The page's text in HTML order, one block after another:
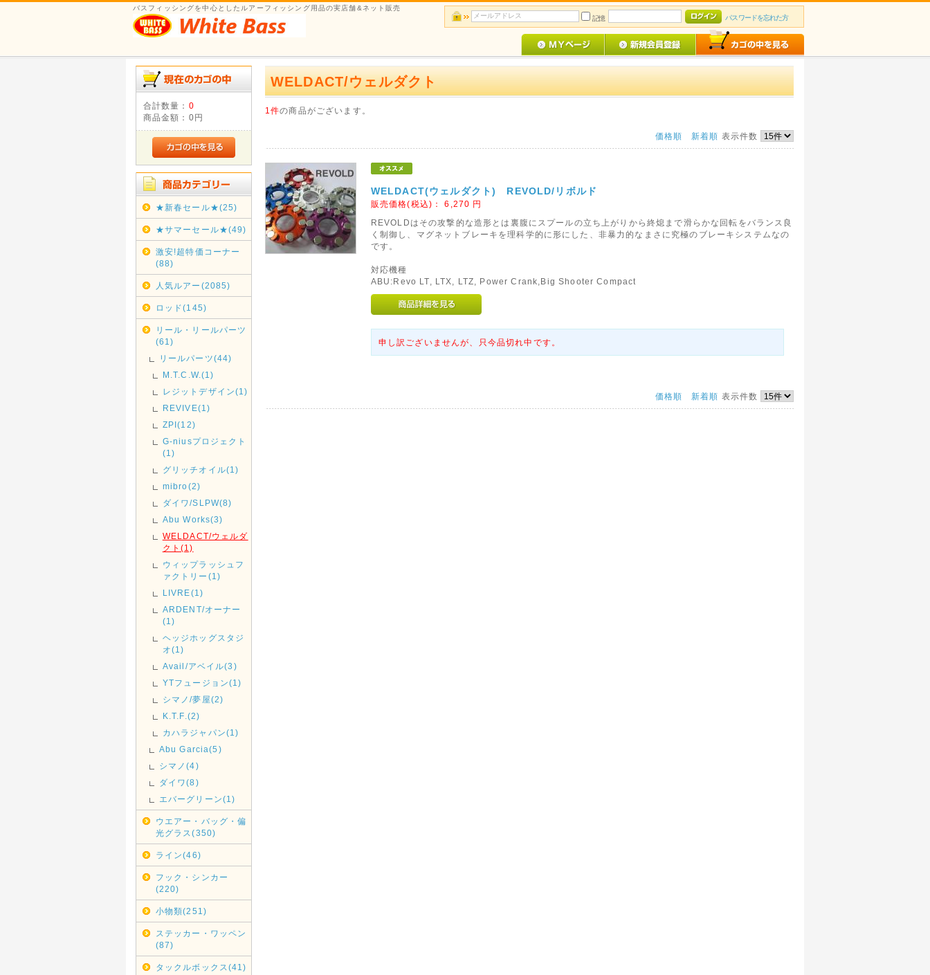
バスフィッシングを中心としたルアーフィッシング用品の実店舗&ネット販売
記憶
パスワードを忘れた方
合計数量： 0
商品金額： 0円
★新春セール★(25)
★サマーセール★(49)
激安!超特価コーナー
(88)
人気ルアー(2085)
ロッド(145)
リール・リールパーツ
(61)
リールパーツ(44)
M.T.C.W.(1)
レジットデザイン(1)
REVIVE(1)
ZPI(12)
G-niusプロジェクト
(1)
グリッチオイル(1)
mibro(2)
ダイワ/SLPW(8)
Abu Works(3)
WELDACT/ウェルダ
クト(1)
ウィップラッシュフ
ァクトリー(1)
LIVRE(1)
ARDENT/オーナー
(1)
ヘッジホッグスタジ
オ(1)
Avail/アベイル(3)
YTフュージョン(1)
シマノ/夢屋(2)
K.T.F.(2)
カハラジャパン(1)
Abu Garcia(5)
シマノ(4)
ダイワ(8)
エバーグリーン(1)
ウエアー・バッグ・偏
光グラス(350)
ライン(46)
フック・シンカー
(220)
小物類(251)
ステッカー・ワッペン
(87)
タックルボックス(41)
WELDACT/ウェルダクト
1件の商品がございます。
価格順 新着順 表示件数
WELDACT(ウェルダクト) REVOLD/リボルド
販売価格(税込)：6,270 円
REVOLDはその攻撃的な造形とは裏腹にスプールの立ち上がりから終熄まで滑らかな回転をバランス良
く制御し、マグネットブレーキを理科学的に形にした、非暴力的なまさに究極のブレーキシステムなの
です。
対応機種
ABU:Revo LT, LTX, LTZ, Power Crank,Big Shooter Compact
申し訳ございませんが、只今品切れ中です。
価格順 新着順 表示件数